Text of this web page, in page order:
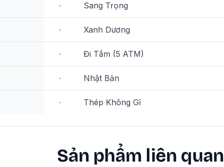
- Sang Trọng
- Xanh Dương
- Đi Tắm (5 ATM)
- Nhật Bản
- Thép Không Gỉ
Sản phẩm liên quan